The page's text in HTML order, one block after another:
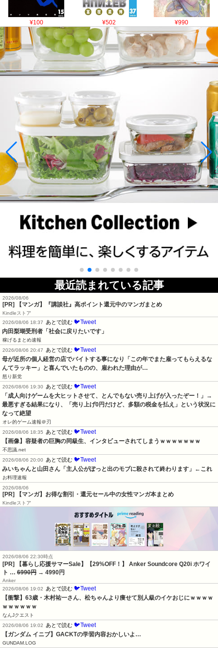
¥100 ¥502 ¥990
最近読まれている記事
2026/08/06
[PR] 【マンガ】『講談社』高ポイント還元中のマンガまとめ
Kindleストア
2026/08/06 18:37
あとで読む 🐦Tweet
内田梨瑚受刑者「社会に戻りたいです」
稼げるまとめ速報
2026/08/06 20:47
あとで読む 🐦Tweet
母が近所の個人経営の店でバイトする事になり「この年でまた雇ってもらえるな
んてラッキー」と喜んでいたものの、雇われた理由が…
怒り新党
2026/08/06 19:30
あとで読む 🐦Tweet
「成人向けゲームを大ヒットさせて、とんでもない売り上げが入ったぞー！」→
最悪すぎる結果になり、「売り上げ0円だけど、多額の税金を払え」という状況に
なって絶望
オレ的ゲーム速報＠刃
2026/08/06 18:35
あとで読む 🐦Tweet
【画像】容疑者の巨胸の同級生、インタビューされてしまうｗｗｗｗｗｗｗ
不思議.net
2026/08/06 20:00
あとで読む 🐦Tweet
みいちゃんと山田さん「主人公がぽっと出のモブに殺されて終わります」←これ
お料理速報
2026/08/06
[PR] 【マンガ】お得な割引・還元セール中の女性マンガ本まとめ
Kindleストア
2026/08/06 22:30時点
[PR] 【暮らし応援サマーSale】【29%OFF！】 Anker Soundcore Q20i ホワイ
ト … 6990円 → 4990円
Anker
2026/08/06 19:02
あとで読む 🐦Tweet
【衝撃】63歳・木村祐一さん、松ちゃんより痩せて別人級のイケおじにｗｗｗｗ
ｗｗｗｗｗｗ
なんJクエスト
2026/08/06 19:02
あとで読む 🐦Tweet
【ガンダム イニブ】GACKTの学習内容おかしいよ…
GUNDAM.LOG